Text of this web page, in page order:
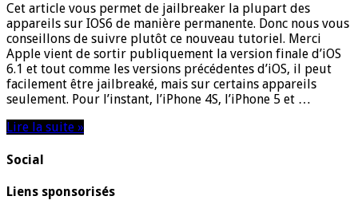
Cet article vous permet de jailbreaker la plupart des
appareils sur IOS6 de manière permanente. Donc nous vous
conseillons de suivre plutôt ce nouveau tutoriel. Merci
Apple vient de sortir publiquement la version finale d’iOS
6.1 et tout comme les versions précédentes d’iOS, il peut
facilement être jailbreaké, mais sur certains appareils
seulement. Pour l’instant, l’iPhone 4S, l’iPhone 5 et …
Lire la suite »
Social
Liens sponsorisés